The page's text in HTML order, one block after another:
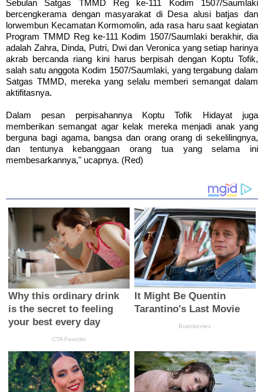
Sebulan Satgas TMMD Reg ke-111 Kodim 1507/Saumlaki
bercengkerama dengan masyarakat di Desa alusi batjas dan
lorwembun Kecamatan Kormomolin, ada rasa haru saat kegiatan
Program TMMD Reg ke-111 Kodim 1507/Saumlaki berakhir, dia
adalah Zahra, Dinda, Putri, Dwi dan Veronica yang setiap harinya
akrab bercanda riang kini harus berpisah dengan Koptu Tofik,
salah satu anggota Kodim 1507/Saumlaki, yang tergabung dalam
Satgas TMMD, mereka yang selalu memberi semangat dalam
aktifitasnya.
Dalam pesan perpisahannya Koptu Tofik Hidayat juga
memberikan semangat agar kelak mereka menjadi anak yang
berguna bagi agama, bangsa dan orang orang di sekelilingnya,
dan tentunya kebanggaan orang tua yang selama ini
membesarkannya," ucapnya. (Red)